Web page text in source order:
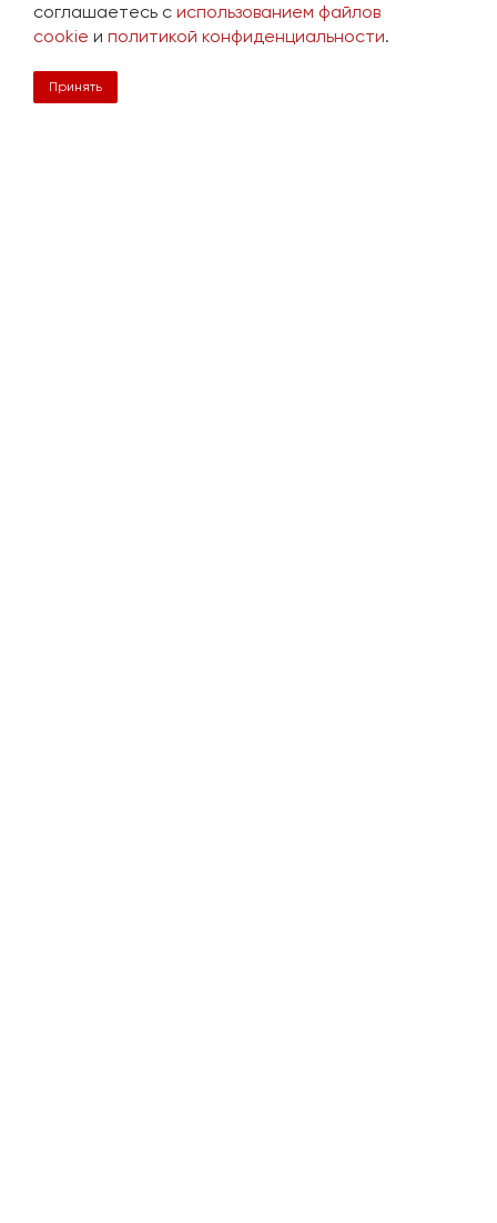
1 590 руб.
соглашаетесь с использованием файлов
cookie и политикой конфиденциальности.
Принять